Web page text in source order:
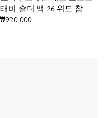
태비 숄더 백 26 위드 참
₩920,000